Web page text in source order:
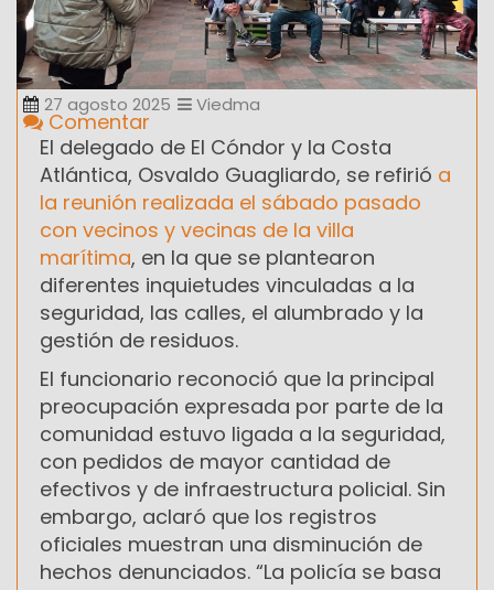
27 agosto 2025 Viedma
Comentar
El delegado de El Cóndor y la Costa
Atlántica, Osvaldo Guagliardo, se refirió a
la reunión realizada el sábado pasado
con vecinos y vecinas de la villa
marítima, en la que se plantearon
diferentes inquietudes vinculadas a la
seguridad, las calles, el alumbrado y la
gestión de residuos.
El funcionario reconoció que la principal
preocupación expresada por parte de la
comunidad estuvo ligada a la seguridad,
con pedidos de mayor cantidad de
efectivos y de infraestructura policial. Sin
embargo, aclaró que los registros
oficiales muestran una disminución de
hechos denunciados. “La policía se basa